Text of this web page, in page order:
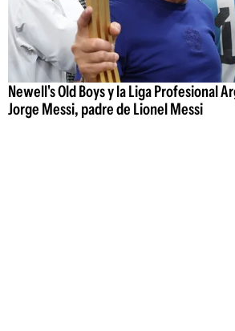
Newell's Old Boys y la Liga Profesional
Jorge Messi, padre de Lionel Messi